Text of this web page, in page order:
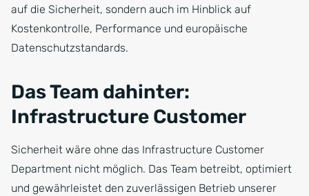
auf die Sicherheit, sondern auch im Hinblick auf
Kostenkontrolle, Performance und europäische
Datenschutzstandards.
Das Team dahinter:
Infrastructure Customer
Sicherheit wäre ohne das Infrastructure Customer
Department nicht möglich. Das Team betreibt, optimiert
und gewährleistet den zuverlässigen Betrieb unserer